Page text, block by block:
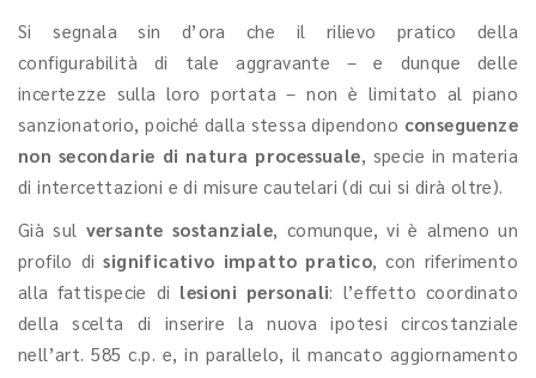
Si segnala sin d’ora che il rilievo pratico della
configurabilità di tale aggravante – e dunque delle
incertezze sulla loro portata – non è limitato al piano
sanzionatorio, poiché dalla stessa dipendono conseguenze
non secondarie di natura processuale, specie in materia
di intercettazioni e di misure cautelari (di cui si dirà oltre).
Già sul versante sostanziale, comunque, vi è almeno un
profilo disignificativo impatto pratico, con riferimento
alla fattispecie di lesioni personali: l’effetto coordinato
della scelta di inserire la nuova ipotesi circostanziale
nell’art. 585 c.p. e, in parallelo, il mancato aggiornamento